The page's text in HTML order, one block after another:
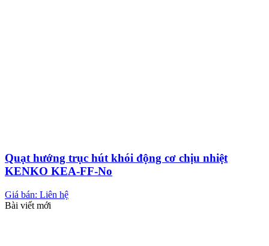
Quạt hướng trục hút khói động cơ chịu nhiệt
KENKO KEA-FF-No
Giá bán: Liên hệ
Bài viết mới